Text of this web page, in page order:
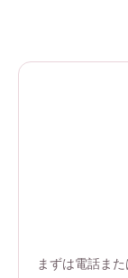
まずは電話ま